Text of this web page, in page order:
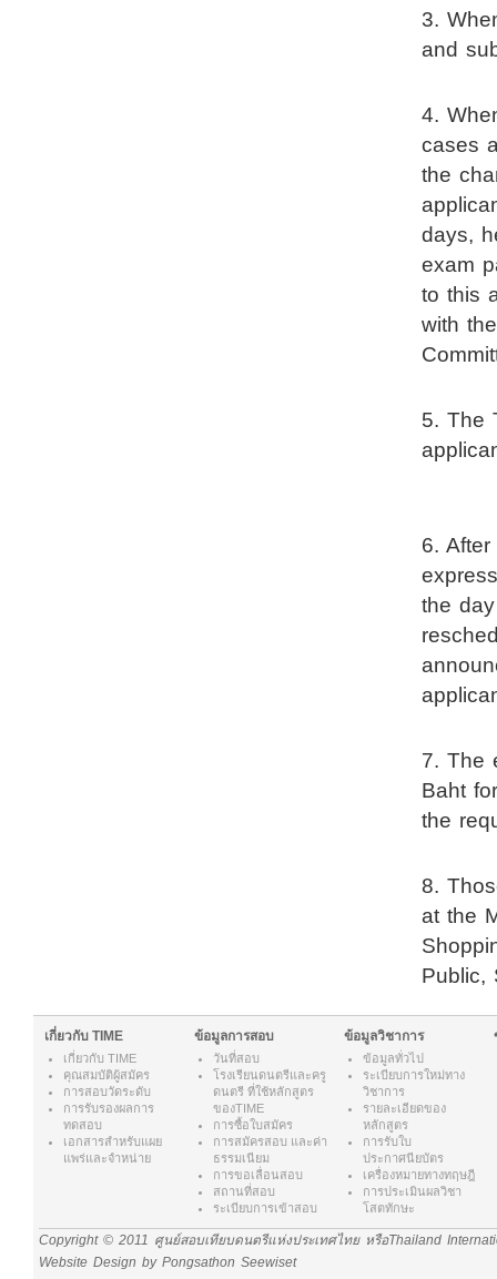
3.
and
4.
cases
the
days,
exam
to this
with
5. The
6.
the
7. The
Baht
the
8.
at the
Public,
เกี่ยวกับ TIME
เกี่ยวกับ TIME
คุณสมบัติผู้สมัคร
การสอบวัดระดับ
การรับรองผลการ
ทดสอบ
เอกสารสำหรับแผย
แพร่และจำหน่าย
ข้อมูลการสอบ
วันที่สอบ
โรงเรียนดนตรีและครู
ดนตรี ที่ใช้หลักสูตร
ของTIME
การซื้อใบสมัคร
การสมัครสอบ และค่า
ธรรมเนียม
การขอเลื่อนสอบ
สถานที่สอบ
ระเบียบการเข้าสอบ
ข้อมูลวิชาการ
ข้อมูลทั่วไป
ระเบียบการใหม่ทาง
วิชาการ
รายละเอียดของ
หลักสูตร
การรับใบ
ประกาศนียบัตร
เครื่องหมายทางทฤษฎี
การประเมินผลวิชา
โสตทักษะ
Copyright © 2011 ศูนย์สอบเทียบดนตรีแห่งประเทศไทย หรือThailand
Website Design by Pongsathon Seewiset